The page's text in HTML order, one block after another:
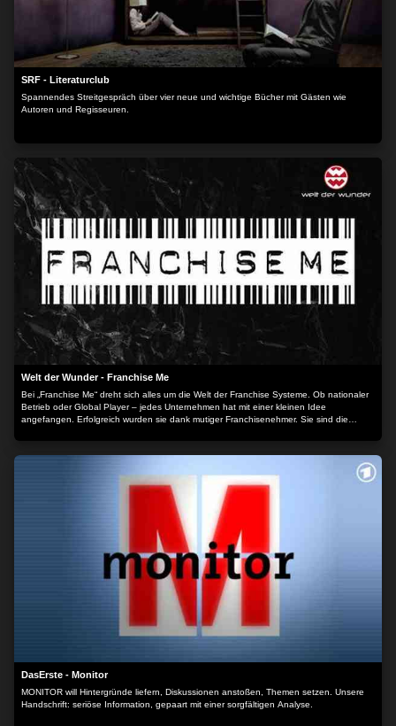
SRF - Literaturclub
Spannendes Streitgespräch über vier neue und wichtige Bücher mit Gästen wie
Autoren und Regisseuren.
Welt der Wunder - Franchise Me
Bei „Franchise Me“ dreht sich alles um die Welt der Franchise Systeme. Ob nationaler
Betrieb oder Global Player – jedes Unternehmen hat mit einer kleinen Idee
angefangen. Erfolgreich wurden sie dank mutiger Franchisenehmer. Sie sind die
eigene Firma. Blicken Sie mit uns hinter die Kulissen der Franchise Branche. Lernen
Sie die Visionen der Gründer kennen. Erfahren Sie mehr über die Chancen der
Franchise-Konzepte und erleben Sie, wie sich Franchisenehmer den großen Traum
von der Selbstständigkeit erfüllt haben.
DasErste - Monitor
MONITOR will Hintergründe liefern, Diskussionen anstoßen, Themen setzen. Unsere
Handschrift: seriöse Information, gepaart mit einer sorgfältigen Analyse.